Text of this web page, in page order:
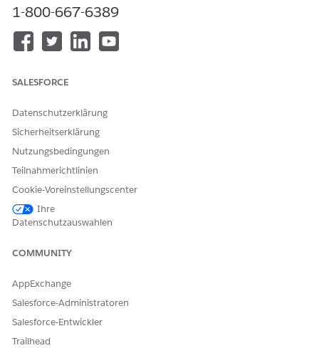
Suite für Immobilien und Unfälle" automatisch aktiviert, die
Sie anfordern können
KONNTEN SIE IHR PROBLEM MITHILFE DIESES ARTIKELS
Geben Sie uns Feedback, damit wir uns verbessern können.
1-800-667-6389
SALESFORCE
Datenschutzerklärung
Sicherheitserklärung
Nutzungsbedingungen
Teilnahmerichtlinien
Cookie-Voreinstellungscenter
Ihre
Datenschutzauswahlen
COMMUNITY
AppExchange
Salesforce-Administratoren
Salesforce-Entwickler
Trailhead